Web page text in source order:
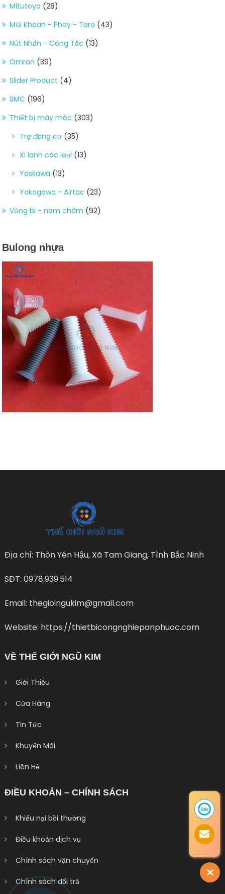
Mitutoyo (28)
Mũi Khoan - Phay - Taro (43)
Nút Nhấn - Công Tắc (13)
Omron (39)
Slider Product (4)
SMC (196)
Thiết bị máy móc (303)
Trợ động cơ (35)
Xi lanh các loại (13)
Yaskawa (13)
Yokogawa - Airtac (23)
Vòng bi - nam châm (92)
Bulong nhựa
Địa chỉ: Thôn Yên Hậu, Xã Tam Giang, Tình Bắc Ninh
SĐT: 0978.939.514
Email: thegioingukim@gmail.com
Website: https://thietbicongnghiepanphuoc.com
VỀ THẾ GIỚI NGŨ KIM
Giới Thiệu
Cửa Hàng
Tin Tức
Khuyến Mãi
Liên Hệ
ĐIỀU KHOẢN – CHÍNH SÁCH
Khiếu nại bồi thường
Điều khoản dịch vụ
Chính sách vận chuyển
Chính sách đổi trả